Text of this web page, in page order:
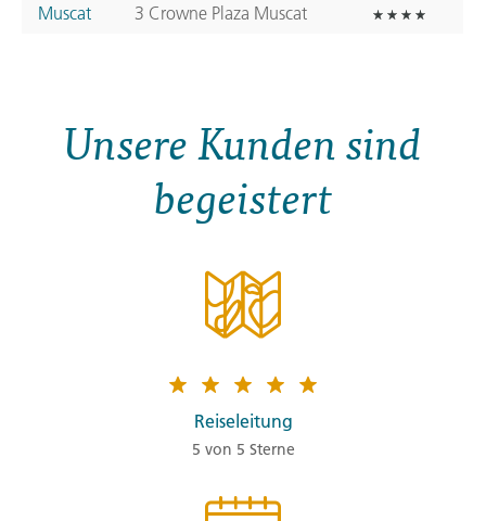
Muscat
3 Crowne Plaza Muscat
Unsere Kunden sind
begeistert
Reiseleitung
5 von 5 Sterne